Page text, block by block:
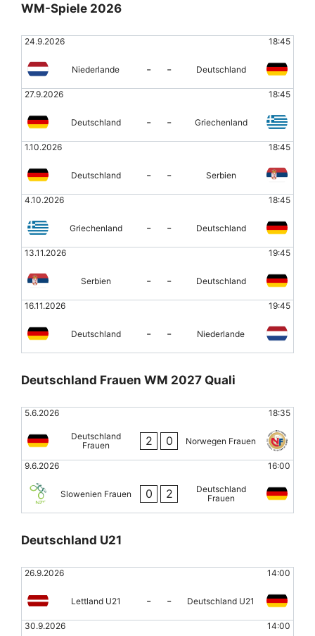
WM-Spiele 2026
24.9.2026 18:45
Niederlande - - Deutschland
27.9.2026 18:45
Deutschland - - Griechenland
1.10.2026 18:45
Deutschland - - Serbien
4.10.2026 18:45
Griechenland - - Deutschland
13.11.2026 19:45
Serbien - - Deutschland
16.11.2026 19:45
Deutschland - - Niederlande
Deutschland Frauen WM 2027 Quali
5.6.2026 18:35
Deutschland
Frauen
2 0 Norwegen Frauen
9.6.2026 16:00
Slowenien Frauen 0 2
Deutschland
Frauen
Deutschland U21
26.9.2026 14:00
Lettland U21 - - Deutschland U21
30.9.2026 14:00